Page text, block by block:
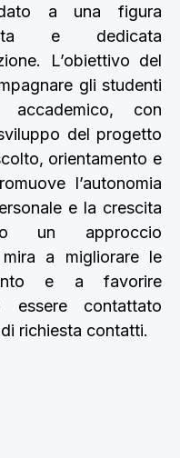
a una figura
e dedicata
L’obiettivo del
gli studenti
con
del progetto
orientamento e
l’autonomia
e la crescita
un approccio
a migliorare le
e a favorire
essere contattato
richiesta contatti.